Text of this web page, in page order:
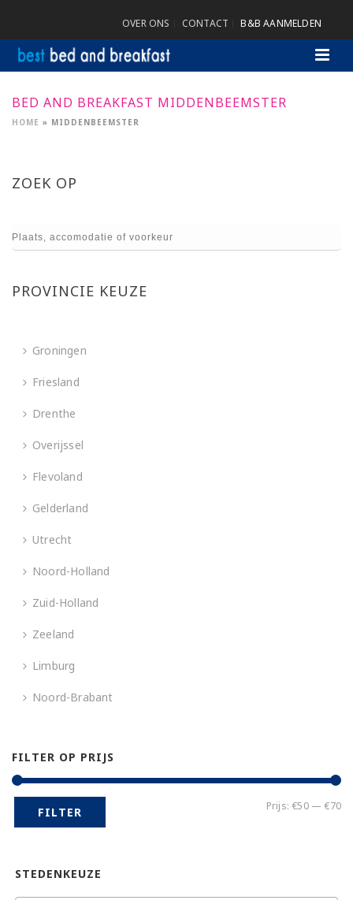
OVER ONS CONTACT B&B AANMELDEN
BED AND BREAKFAST MIDDENBEEMSTER
HOME » MIDDENBEEMSTER
ZOEK OP
PROVINCIE KEUZE
Groningen
Friesland
Drenthe
Overijssel
Flevoland
Gelderland
Utrecht
Noord-Holland
Zuid-Holland
Zeeland
Limburg
Noord-Brabant
FILTER OP PRIJS
FILTER Prijs:€50—€70
STEDENKEUZE